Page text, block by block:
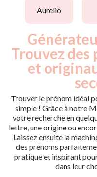
aurelio
Trouvez des
et
Trouver le prénom idéal
simple ! Grâce à notre
votre recherche en
lettre, une origine ou
Laissez ensuite la
des prénoms
pratique et inspirant
dans leur